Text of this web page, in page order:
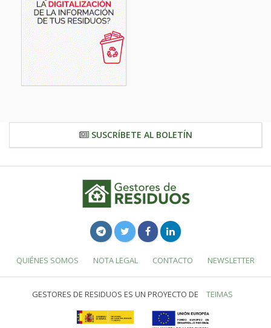
SUSCRÍBETE AL BOLETÍN
QUIÉNES SOMOS NOTA LEGAL CONTACTO NEWSLETTER
GESTORES DE RESIDUOS ES UN PROYECTO DE TEIMAS